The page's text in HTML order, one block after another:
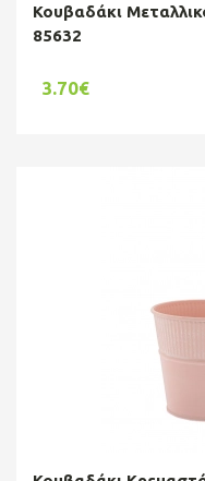
Κουβαδάκι
85632
3.70€